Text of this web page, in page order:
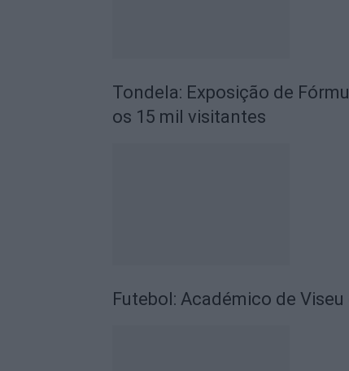
Tondela: Exposição de
os 15 mil visitantes
Futebol: Académico de